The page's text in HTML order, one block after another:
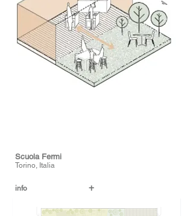
Scuola Fermi
Torino, Italia
info +